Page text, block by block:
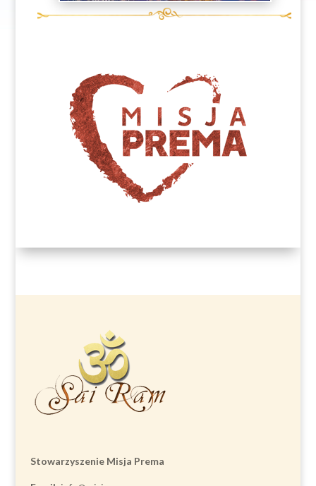
Stowarzyszenie Misja Prema